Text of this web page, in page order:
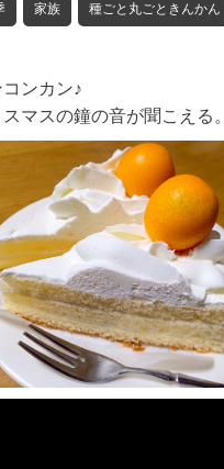
家族 種ごと丸ごときんかん
ンカン♪
スマスの鐘の音が聞こえる。